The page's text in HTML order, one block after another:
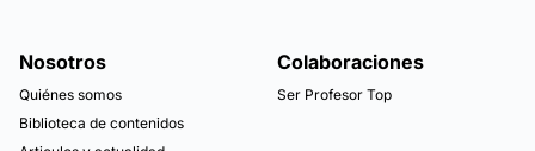
Nosotros
Quiénes somos
Biblioteca de contenidos
Colaboraciones
Ser Profesor Top